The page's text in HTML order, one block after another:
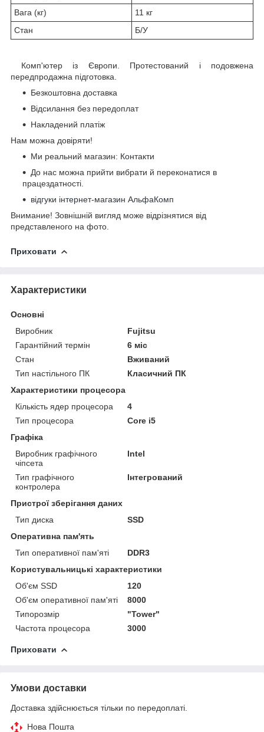
Вага (кг)
11 кг
Стан
Б/У
Комп'ютер із Європи. Протестований і подовжена
передпродажна підготовка.
Безкоштовна доставка
Відсилання без передоплат
Накладений платіж
Нам можна довіряти!
Ми реальний магазин: Контакти
До нас можна прийти вибрати й переконатися в
працездатності.
відгуки інтернет-магазин АльфаКомп
Внимание! Зовнішній вигляд може відрізнятися від
представленого на фото.
Приховати
Характеристики
Основні
Виробник
Fujitsu
Гарантійний термін
6 міс
Стан
Вживаний
Тип настільного ПК
Класичний ПК
Характеристики процесора
Кількість ядер процесора
4
Тип процесора
Core i5
Графіка
Виробник графічного
чіпсета
Intel
Тип графічного
контролера
Інтегрований
Пристрої зберігання даних
Тип диска
SSD
Оперативна пам'ять
Тип оперативної пам'яті
DDR3
Користувальницькі характеристики
Об'єм SSD
120
Об'єм оперативної пам'яті
8000
Типорозмір
"Tower"
Частота процесора
3000
Приховати
Умови доставки
Доставка здійснюється тільки по передоплаті.
Нова Пошта